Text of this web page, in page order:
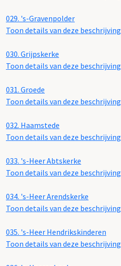
029. 's-Gravenpolder
Toon details van deze beschrijving
030. Grijpskerke
Toon details van deze beschrijving
031. Groede
Toon details van deze beschrijving
032. Haamstede
Toon details van deze beschrijving
033. 's-Heer Abtskerke
Toon details van deze beschrijving
034. 's-Heer Arendskerke
Toon details van deze beschrijving
035. 's-Heer Hendrikskinderen
Toon details van deze beschrijving